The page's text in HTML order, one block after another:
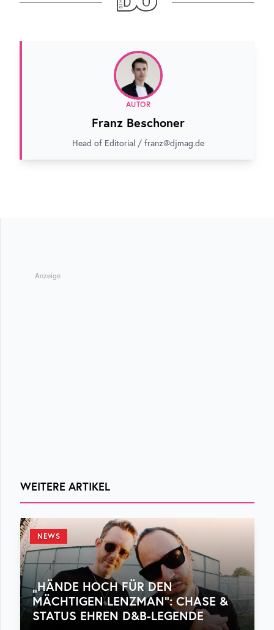
AUTOR
Franz Beschoner
Head of Editorial / franz@djmag.de
Anzeige
WEITERE ARTIKEL
NEWS
„HÄNDE HOCH FÜR DEN
MÄCHTIGEN LENZMAN“: CHASE &
STATUS EHREN D&B-LEGENDE